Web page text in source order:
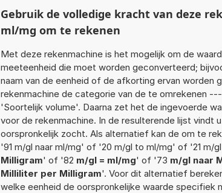
Gebruik de volledige kracht van deze
ml/mg om te rekenen
Met deze rekenmachine is het mogelijk om de
meeteenheid die moet worden geconverteerd;
naam van de eenheid of de afkorting ervan worden
rekenmachine de categorie van de te omrekenen
'Soortelijk volume'. Daarna zet het de ingevoerde
voor de rekenmachine. In de resulterende lijst vindt
oorspronkelijk zocht. Als alternatief kan de om te
'91 m/gl naar ml/mg' of '20 m/gl to ml/mg' of '21 m/
Milligram' of '82 m/gl = ml/mg' of '73 m/gl naar
Milliliter per Milligram'. Voor dit alternatief
welke eenheid de oorspronkelijke waarde